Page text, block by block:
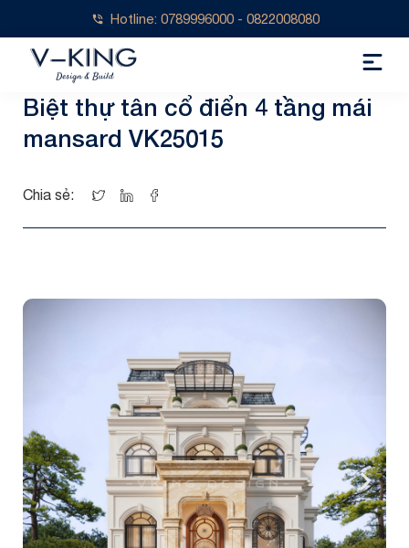
Hotline: 0789996000 - 0822008080
Biệt thự tân cổ điển 4 tầng mái
mansard VK25015
Chia sẻ: